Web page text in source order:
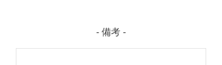
- 備考 -